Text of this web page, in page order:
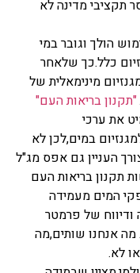
תקציבי מדינה לא
הולך וגובר במי
כלל.כך שלאחר
מינימאלית של
"תקנון בריאות העם"
את ערכי
במים,לכן לא
העניין גם אפס מג"ל
תקנון בריאות העם
המים מעמידה
ודיווח של פרמטר
מה אנחנו שותים,מה
לא.